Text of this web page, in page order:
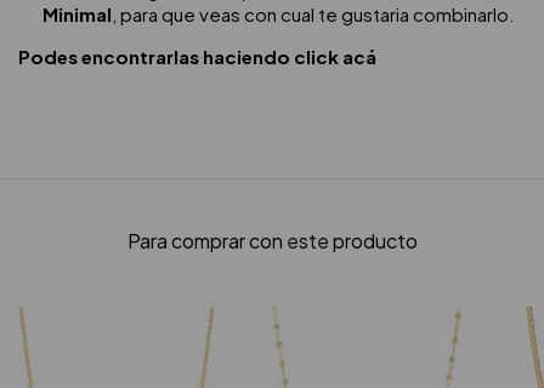
Minimal , para que veas con cual te gustaria combinarlo.
Podes encontrarlas haciendo click acá
Para comprar con este producto